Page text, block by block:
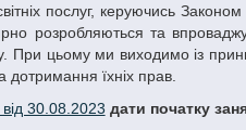
послуг, керуючись
розробляються та
При цьому ми виходимо із
дотримання їхніх прав.
30.08.2023 дати початку